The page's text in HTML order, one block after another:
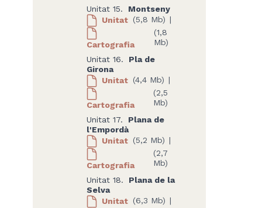
Unitat 15.
Montseny
Unitat (5,8 Mb) |
Cartografia
(1,8
Mb)
Unitat 16.
Pla de
Girona
Unitat (4,4 Mb) |
Cartografia
(2,5
Mb)
Unitat 17.
Plana de
l'Empordà
Unitat (5,2 Mb) |
Cartografia
(2,7
Mb)
Unitat 18.
Plana de la
Selva
Unitat (6,3 Mb) |